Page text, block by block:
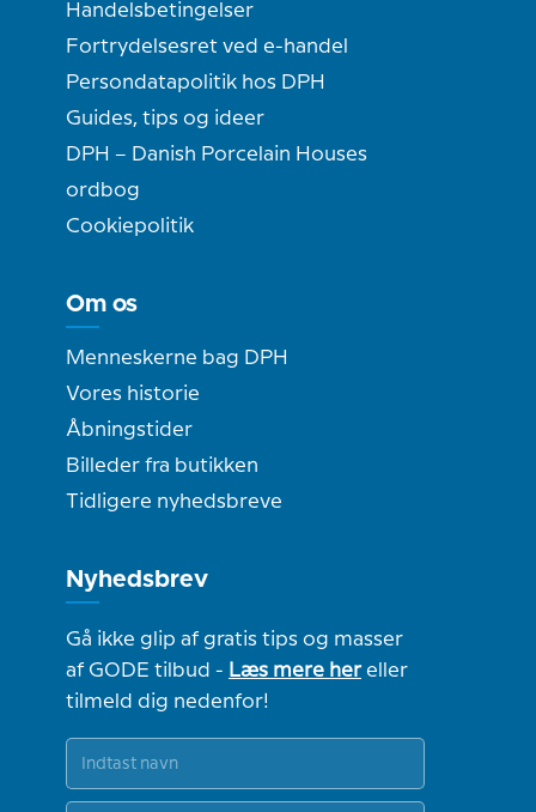
Handelsbetingelser
Fortrydelsesret ved e-handel
Persondatapolitik hos DPH
Guides, tips og ideer
DPH – Danish Porcelain Houses
ordbog
Cookiepolitik
Om os
Menneskerne bag DPH
Vores historie
Åbningstider
Billeder fra butikken
Tidligere nyhedsbreve
Nyhedsbrev
Gå ikke glip af gratis tips og masser
af GODE tilbud - Læs mere hereller
tilmeld dig nedenfor!